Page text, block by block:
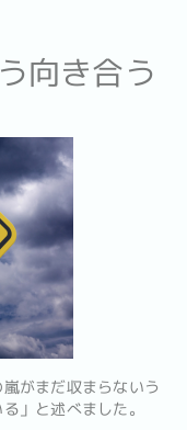
向き合う
がまだ収まらないう
」と述べました。